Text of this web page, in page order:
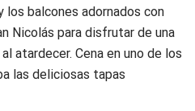
los balcones adornados con
Nicolás para disfrutar de una
atardecer. Cena en uno de los
las deliciosas tapas